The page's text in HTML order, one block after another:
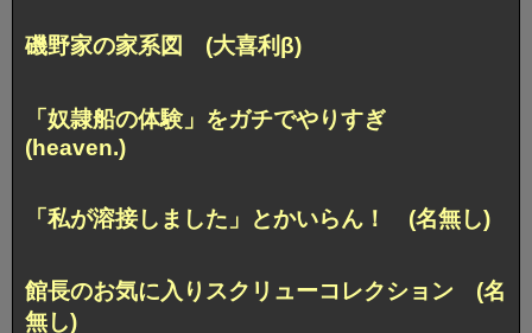
磯野家の家系図 (大喜利β)
「奴隷船の体験」をガチでやりすぎ
(heaven.)
「私が溶接しました」とかいらん！ (名無し)
館長のお気に入りスクリューコレクション (名
無し)